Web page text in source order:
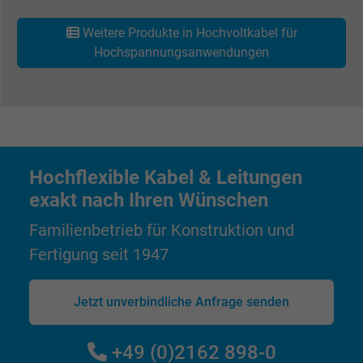
Besucher die Website nutzt.
Name _gat_UA-4852692-1, Google Analytics
Laufzeit 1 Minute
Zweck
Cookie von Google für Website-Analysen.
Erzeugt statistische Daten darüber, wie der
Besucher die Website nutzt.
Anbieter Google LLC
1 Jahr
Weitere Produkte in Hochvoltkabel für
Hochspannungsanwendungen
Hochflexible Kabel & Leitungen
exakt nach Ihren Wünschen
Familienbetrieb für Konstruktion und
Fertigung seit 1947
Jetzt unverbindliche Anfrage senden
+49 (0)2162 898-0